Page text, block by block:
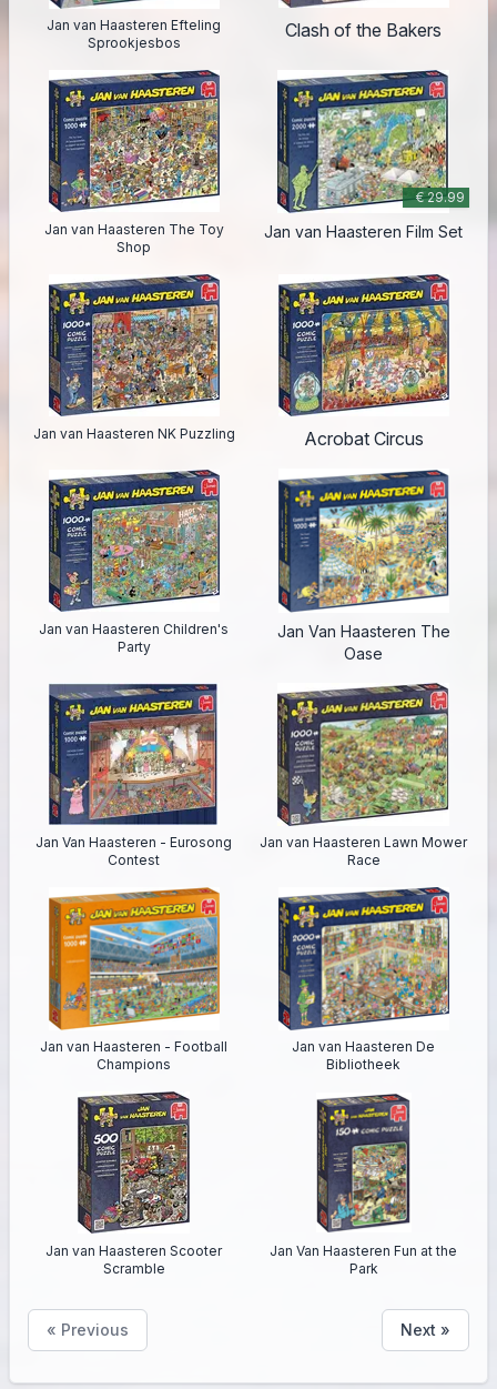
Jan van Haasteren Efteling
Sprookjesbos
Clash of the Bakers
Jan van Haasteren The Toy
Shop
€ 29.99
Jan van Haasteren Film Set
Jan van Haasteren NK Puzzling Acrobat Circus
Jan van Haasteren Children's
Party
Jan Van Haasteren The
Oase
Jan Van Haasteren - Eurosong
Contest
Jan van Haasteren Lawn Mower
Race
Jan van Haasteren - Football
Champions
Jan van Haasteren De
Bibliotheek
Jan van Haasteren Scooter
Scramble
Jan Van Haasteren Fun at the
Park
« Previous Next »